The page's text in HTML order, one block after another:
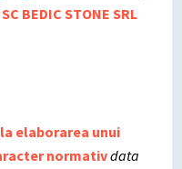
BEDIC STONE SRL
elaborarea unui
normativdata